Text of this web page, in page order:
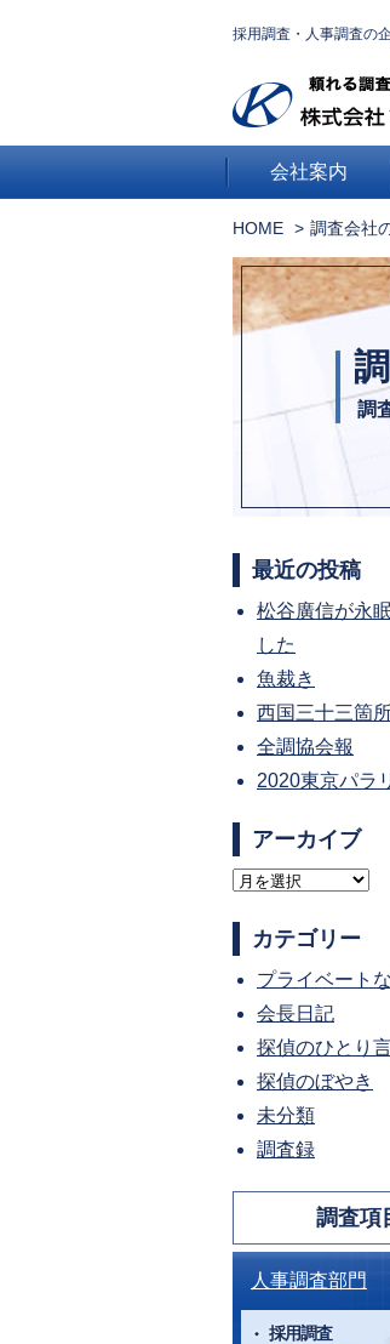
採用調査・人事調査の
会社案内
HOME 調査会社
調
最近の投稿
松谷廣信が永
した
魚裁き
西国三十三箇
全調協会報
2020東京パラ
アーカイブ
ア
イ
ブ
カテゴリー
プライベート
会長日記
探偵のひとり
探偵のぼやき
未分類
調査録
調査項
人事調査部門
採用調査